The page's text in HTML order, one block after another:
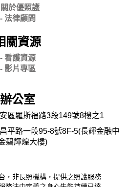
於優照護
- 法律顧問
關資源
- 看護資源
- 影片專區
辦公室
區羅斯福路3段149號8樓之1
平路一段95-8號8F-5(長輝金融中
碧輝煌大樓)
，非長照機構，提供之照護服務